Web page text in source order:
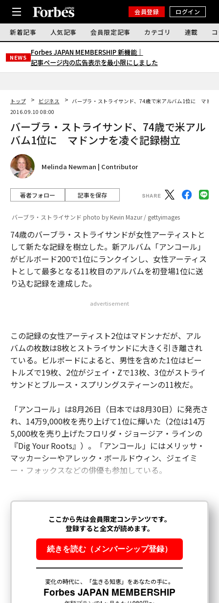
会員登録 ログイン
新着記事 人気記事 会員限定記事 カテゴリ 連載
NEWS
Forbes JAPAN MEMBERSHIP 新機能｜
記事ページ内の広告表示を最小限にしました
トップ ビジネス
バーブラ・ストライサンド、74歳で米アルバム1位に マドン
2016.09.10 08:00
バーブラ・ストライサンド、74歳で米アル
バム1位に マドンナを凌ぐ記録樹立
Melinda Newman | Contributor
著者フォロー 記事を保存
バーブラ・ストライサンド photo by Kevin Mazur / gettyimages
74歳のバーブラ・ストライサンドが女性アーティストと
して新たな記録を樹立した。新アルバム「アンコール」
がビルボード200で1位にランクインし、女性アーティス
トとして最多となる11枚目のアルバムを初登場1位に送
り込む記録を達成した。
advertisement
この記録の女性アーティスト2位はマドンナだが、アル
バムの枚数は8枚とストライサンドに大きく引き離され
ている。ビルボードによると、男性を含めた1位はビー
トルズで19枚、2位がジェイ・Zで13枚、3位がストライ
サンドとブルース・スプリングスティーンの11枚だ。
「アンコール」は8月26日（日本では8月30日）に発売さ
れ、14万9,000枚を売り上げて1位に輝いた（2位は14万
5,000枚を売り上げたフロリダ・ジョージア・ラインの
『Dig Your Roots』）。「アンコール」にはメリッサ・
マッカーシーやアレック・ボールドウィン、ジェイミ
ー・フォックスなどの俳優も参加している。